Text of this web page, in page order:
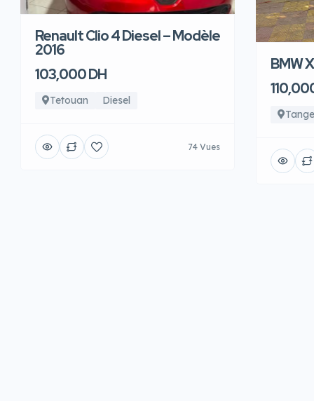
Renault Clio 4 Diesel – Modèle
2016
103,000 DH
Tetouan Diesel
74 Vues
BMW